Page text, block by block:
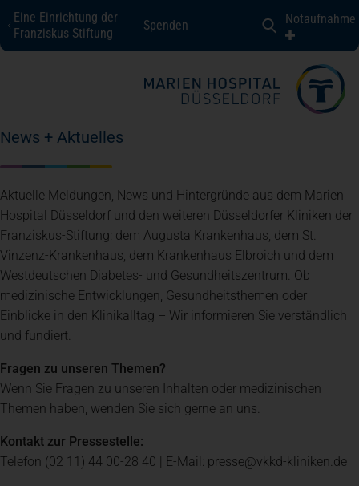
Eine Einrichtung der
Franziskus Stiftung
Spenden Notaufnahme
Marien Hospital Düsseldorf
Über uns
Karriere
Kontakt
Spenden+ Helfen
News
News + Aktuelles
Aktuelle Meldungen, News und Hintergründe aus dem Marien
Hospital Düsseldorf und den weiteren Düsseldorfer Kliniken der
Franziskus-Stiftung: dem Augusta Krankenhaus, dem St.
Vinzenz-Krankenhaus, dem Krankenhaus Elbroich und dem
Westdeutschen Diabetes- und Gesundheitszentrum. Ob
medizinische Entwicklungen, Gesundheitsthemen oder
Einblicke in den Klinikalltag – Wir informieren Sie verständlich
und fundiert.
Fragen zu unseren Themen?
Wenn Sie Fragen zu unseren Inhalten oder medizinischen
Themen haben, wenden Sie sich gerne an uns.
Kontakt zur Pressestelle:
Telefon (02 11) 44 00-28 40 | E-Mail: presse@vkkd-kliniken.de